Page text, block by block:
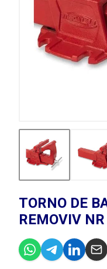
TORNO DE
REMOVIV